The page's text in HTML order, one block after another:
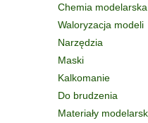
Chemia modelarska
Waloryzacja modeli
Narzędzia
Maski
Kalkomanie
Do brudzenia
Materiały